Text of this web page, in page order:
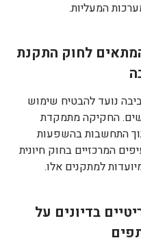
המעליות.
לחוק התקנת
נועד להבטיח שימוש
החקיקה מתמקדת
התחשבות בהשפעות
המרכזיים בחוק חיונית
למתקנים אלו.
בדיונים על